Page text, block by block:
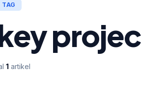
TAG
1 artikel